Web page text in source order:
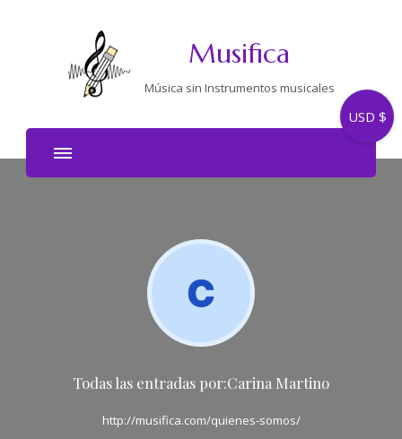
Musifica
Música sin Instrumentos musicales
Todas las entradas por:Carina Martino
http://musifica.com/quienes-somos/
USD $